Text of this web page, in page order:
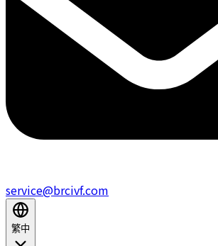
service@brcivf.com
繁中